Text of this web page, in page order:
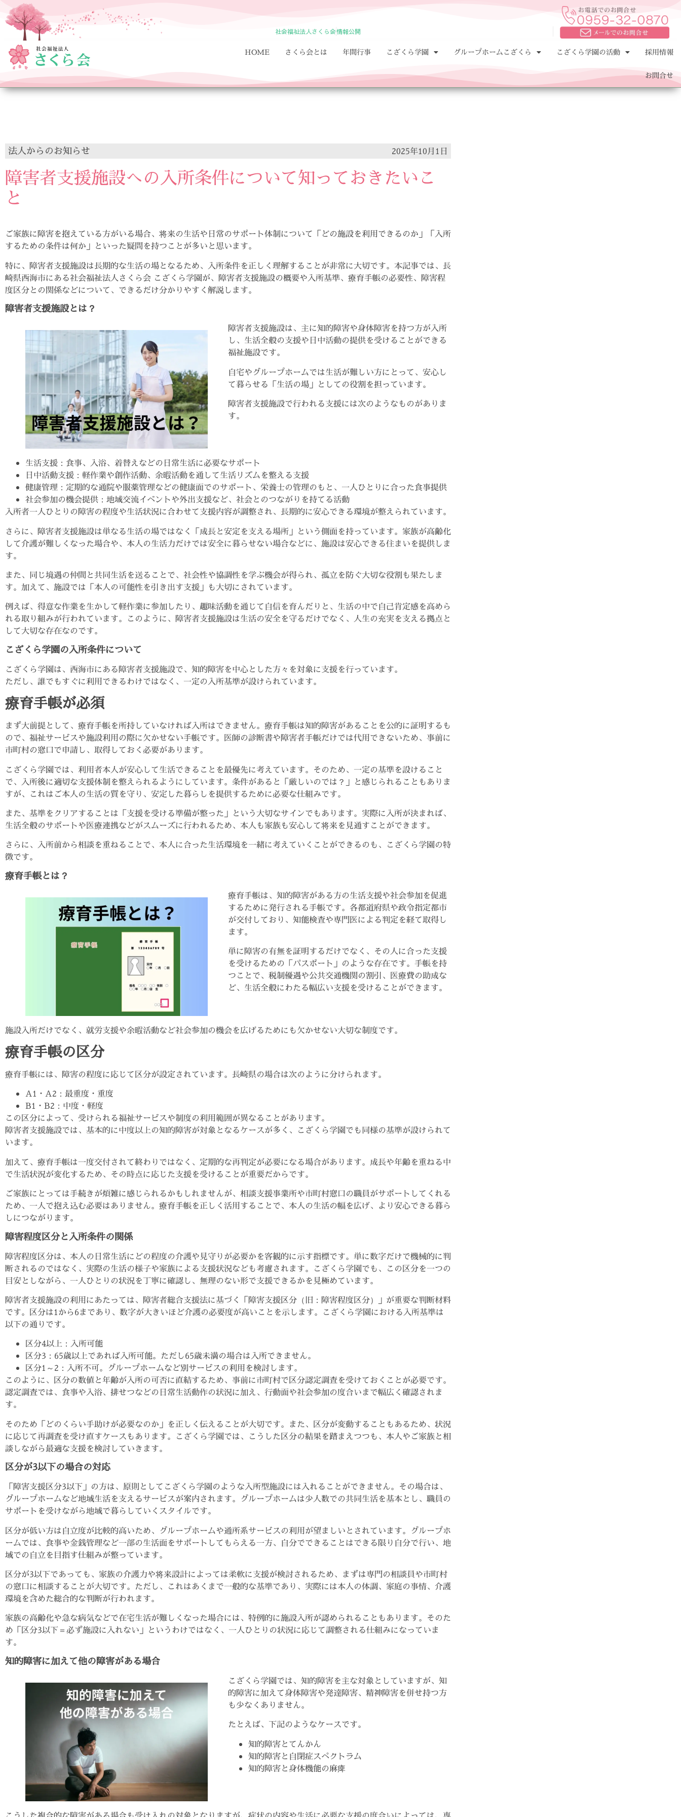
社会福祉法人さくら会情報公開
HOME さくら会とは 年間行事 こざくら学園 グループホームこざくら こざくら学園の活動 採用情報
お問合せ
法人からのお知らせ 2025年10月1日
障害者支援施設への入所条件について知っておきたいこ
と
ご家族に障害を抱えている方がいる場合、将来の生活や日常のサポート体制について「どの施設を利用できるのか」「入所
するための条件は何か」といった疑問を持つことが多いと思います。
特に、障害者支援施設は長期的な生活の場となるため、入所条件を正しく理解することが非常に大切です。本記事では、長
崎県西海市にある社会福祉法人さくら会 こざくら学園が、障害者支援施設の概要や入所基準、療育手帳の必要性、障害程
度区分との関係などについて、できるだけ分かりやすく解説します。
障害者支援施設とは？
障害者支援施設は、主に知的障害や身体障害を持つ方が入所
し、生活全般の支援や日中活動の提供を受けることができる
福祉施設です。
自宅やグループホームでは生活が難しい方にとって、安心し
て暮らせる「生活の場」としての役割を担っています。
障害者支援施設で行われる支援には次のようなものがありま
す。
生活支援：食事、入浴、着替えなどの日常生活に必要なサポート
日中活動支援：軽作業や創作活動、余暇活動を通して生活リズムを整える支援
健康管理：定期的な通院や服薬管理などの健康面でのサポート、栄養士の管理のもと、一人ひとりに合った食事提供
社会参加の機会提供：地域交流イベントや外出支援など、社会とのつながりを持てる活動
入所者一人ひとりの障害の程度や生活状況に合わせて支援内容が調整され、長期的に安心できる環境が整えられています。
さらに、障害者支援施設は単なる生活の場ではなく「成長と安定を支える場所」という側面を持っています。家族が高齢化
して介護が難しくなった場合や、本人の生活力だけでは安全に暮らせない場合などに、施設は安心できる住まいを提供しま
す。
また、同じ境遇の仲間と共同生活を送ることで、社会性や協調性を学ぶ機会が得られ、孤立を防ぐ大切な役割も果たしま
す。加えて、施設では「本人の可能性を引き出す支援」も大切にされています。
例えば、得意な作業を生かして軽作業に参加したり、趣味活動を通じて自信を育んだりと、生活の中で自己肯定感を高めら
れる取り組みが行われています。このように、障害者支援施設は生活の安全を守るだけでなく、人生の充実を支える拠点と
して大切な存在なのです。
こざくら学園の入所条件について
こざくら学園は、西海市にある障害者支援施設で、知的障害を中心とした方々を対象に支援を行っています。
ただし、誰でもすぐに利用できるわけではなく、一定の入所基準が設けられています。
療育手帳が必須
まず大前提として、療育手帳を所持していなければ入所はできません。療育手帳は知的障害があることを公的に証明するも
ので、福祉サービスや施設利用の際に欠かせない手帳です。医師の診断書や障害者手帳だけでは代用できないため、事前に
市町村の窓口で申請し、取得しておく必要があります。
こざくら学園では、利用者本人が安心して生活できることを最優先に考えています。そのため、一定の基準を設けること
で、入所後に適切な支援体制を整えられるようにしています。条件があると「厳しいのでは？」と感じられることもありま
すが、これはご本人の生活の質を守り、安定した暮らしを提供するために必要な仕組みです。
また、基準をクリアすることは「支援を受ける準備が整った」という大切なサインでもあります。実際に入所が決まれば、
生活全般のサポートや医療連携などがスムーズに行われるため、本人も家族も安心して将来を見通すことができます。
さらに、入所前から相談を重ねることで、本人に合った生活環境を一緒に考えていくことができるのも、こざくら学園の特
徴です。
療育手帳とは？
療育手帳は、知的障害がある方の生活支援や社会参加を促進
するために発行される手帳です。各都道府県や政令指定都市
が交付しており、知能検査や専門医による判定を経て取得し
ます。
単に障害の有無を証明するだけでなく、その人に合った支援
を受けるための「パスポート」のような存在です。手帳を持
つことで、税制優遇や公共交通機関の割引、医療費の助成な
ど、生活全般にわたる幅広い支援を受けることができます。
施設入所だけでなく、就労支援や余暇活動など社会参加の機会を広げるためにも欠かせない大切な制度です。
療育手帳の区分
療育手帳には、障害の程度に応じて区分が設定されています。長崎県の場合は次のように分けられます。
A1・A2：最重度・重度
B1・B2：中度・軽度
この区分によって、受けられる福祉サービスや制度の利用範囲が異なることがあります。
障害者支援施設では、基本的に中度以上の知的障害が対象となるケースが多く、こざくら学園でも同様の基準が設けられて
います。
加えて、療育手帳は一度交付されて終わりではなく、定期的な再判定が必要になる場合があります。成長や年齢を重ねる中
で生活状況が変化するため、その時点に応じた支援を受けることが重要だからです。
ご家族にとっては手続きが煩雑に感じられるかもしれませんが、相談支援事業所や市町村窓口の職員がサポートしてくれる
ため、一人で抱え込む必要はありません。療育手帳を正しく活用することで、本人の生活の幅を広げ、より安心できる暮ら
しにつながります。
障害程度区分と入所条件の関係
障害程度区分は、本人の日常生活にどの程度の介護や見守りが必要かを客観的に示す指標です。単に数字だけで機械的に判
断されるのではなく、実際の生活の様子や家族による支援状況なども考慮されます。こざくら学園でも、この区分を一つの
目安としながら、一人ひとりの状況を丁寧に確認し、無理のない形で支援できるかを見極めています。
障害者支援施設の利用にあたっては、障害者総合支援法に基づく「障害支援区分（旧：障害程度区分）」が重要な判断材料
です。区分は1から6まであり、数字が大きいほど介護の必要度が高いことを示します。こざくら学園における入所基準は
以下の通りです。
区分4以上：入所可能
区分3：65歳以上であれば入所可能。ただし65歳未満の場合は入所できません。
区分1～2：入所不可。グループホームなど別サービスの利用を検討します。
このように、区分の数値と年齢が入所の可否に直結するため、事前に市町村で区分認定調査を受けておくことが必要です。
認定調査では、食事や入浴、排せつなどの日常生活動作の状況に加え、行動面や社会参加の度合いまで幅広く確認されま
す。
そのため「どのくらい手助けが必要なのか」を正しく伝えることが大切です。また、区分が変動することもあるため、状況
に応じて再調査を受け直すケースもあります。こざくら学園では、こうした区分の結果を踏まえつつも、本人やご家族と相
談しながら最適な支援を検討していきます。
区分が3以下の場合の対応
「障害支援区分3以下」の方は、原則としてこざくら学園のような入所型施設には入れることができません。その場合は、
グループホームなど地域生活を支えるサービスが案内されます。グループホームは少人数での共同生活を基本とし、職員の
サポートを受けながら地域で暮らしていくスタイルです。
区分が低い方は自立度が比較的高いため、グループホームや通所系サービスの利用が望ましいとされています。グループホ
ームでは、食事や金銭管理など一部の生活面をサポートしてもらえる一方、自分でできることはできる限り自分で行い、地
域での自立を目指す仕組みが整っています。
区分が3以下であっても、家族の介護力や将来設計によっては柔軟に支援が検討されるため、まずは専門の相談員や市町村
の窓口に相談することが大切です。ただし、これはあくまで一般的な基準であり、実際には本人の体調、家庭の事情、介護
環境を含めた総合的な判断が行われます。
家族の高齢化や急な病気などで在宅生活が難しくなった場合には、特例的に施設入所が認められることもあります。そのた
め「区分3以下＝必ず施設に入れない」というわけではなく、一人ひとりの状況に応じて調整される仕組みになっていま
す。
知的障害に加えて他の障害がある場合
こざくら学園では、知的障害を主な対象としていますが、知
的障害に加えて身体障害や発達障害、精神障害を併せ持つ方
も少なくありません。
たとえば、下記のようなケースです。
知的障害とてんかん
知的障害と自閉症スペクトラム
知的障害と身体機能の麻痺